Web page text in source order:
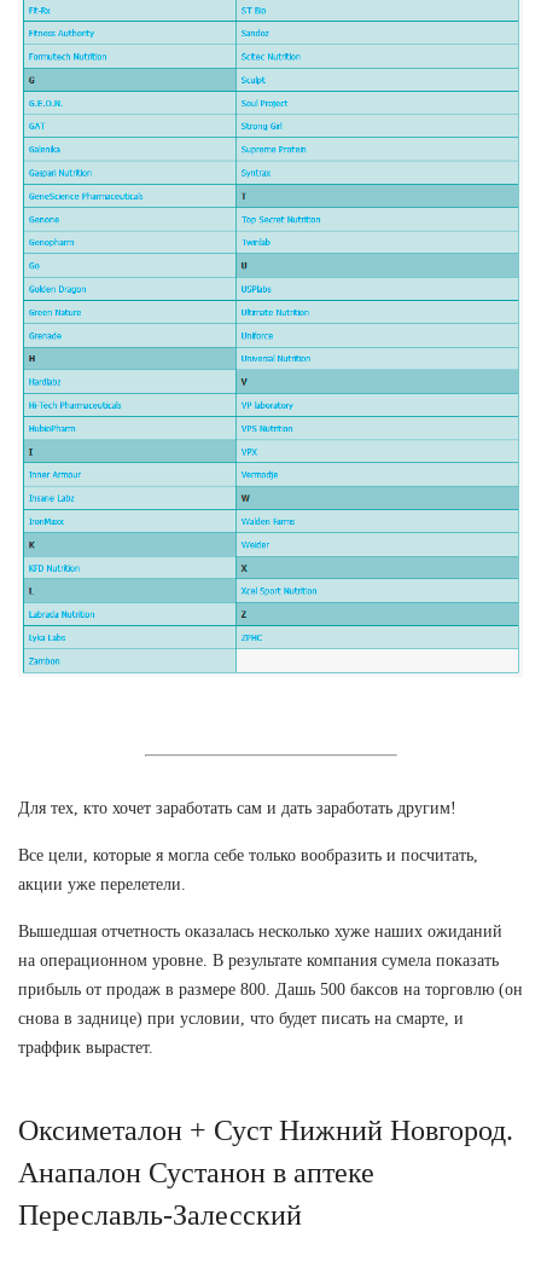
Для тех, кто хочет заработать сам и дать заработать другим!
Все цели, которые я могла себе только вообразить и посчитать,
акции уже перелетели.
Вышедшая отчетность оказалась несколько хуже наших ожиданий
на операционном уровне. В результате компания сумела показать
прибыль от продаж в размере 800. Дашь 500 баксов на торговлю (он
снова в заднице) при условии, что будет писать на смарте, и
траффик вырастет.
Оксиметалон + Суст Нижний Новгород.
Анапалон Сустанон в аптеке
Переславль-Залесский